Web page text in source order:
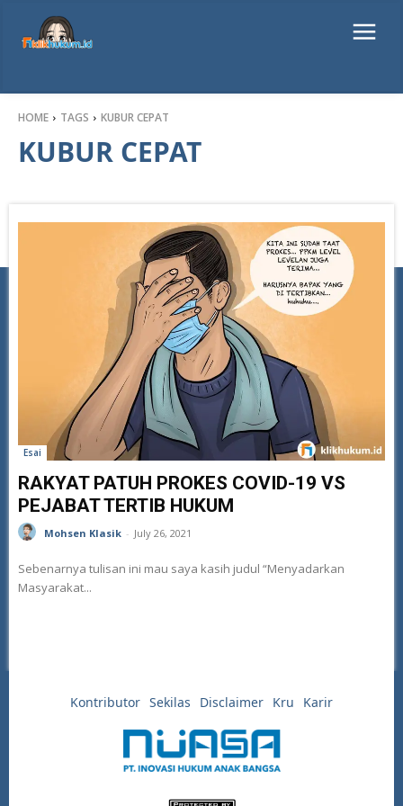
HOME TAGS KUBUR CEPAT
KUBUR CEPAT
Esai
RAKYAT PATUH PROKES COVID-19 VS
PEJABAT TERTIB HUKUM
Mohsen Klasik - July 26, 2021
Sebenarnya tulisan ini mau saya kasih judul “Menyadarkan
Masyarakat...
Kontributor Sekilas Disclaimer Kru Karir